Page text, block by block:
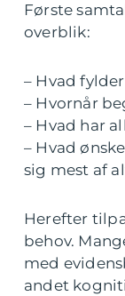
Første
overblik:
– Hvad
– Hvornår
– Hvad har
– Hvad
sig mest af
Herefter
behov.
med
andet